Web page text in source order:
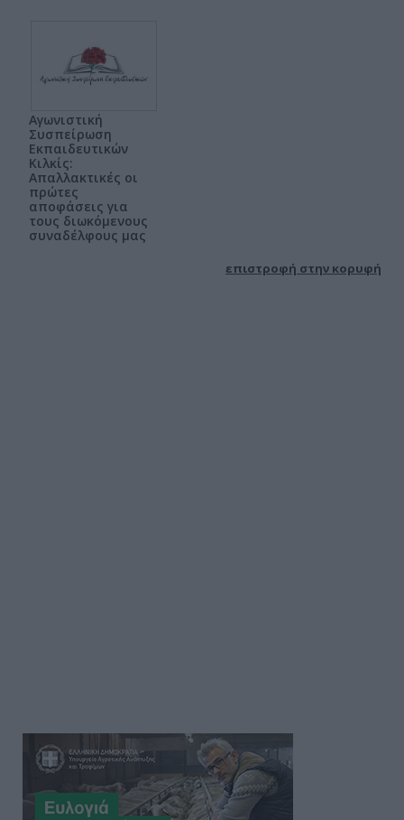
Αγωνιστική
Συσπείρωση
Εκπαιδευτικών
Κιλκίς:
Απαλλακτικές οι
πρώτες
αποφάσεις για
τους διωκόμενους
συναδέλφους μας
επιστροφή στην κορυφή